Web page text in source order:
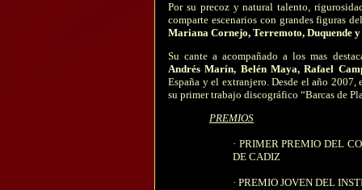
Por su precoz y natural talento,
comparte escenarios con grandes figuras
Mariana Cornejo, Terremoto, Duquende
Su cante a acompañado a los mas
Andrés Marín, Belén Maya, Rafael
España y el extranjero. Desde el año
su primer trabajo discográfico “Barcas de
PREMIOS
· PRIMER PREMIO DEL
DE CADIZ
· PREMIO JOVEN DEL